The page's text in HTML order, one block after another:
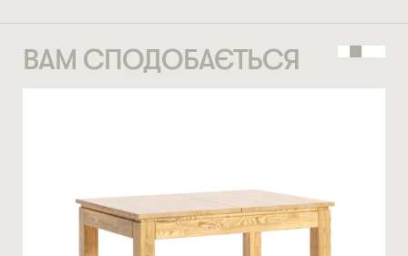
ВАМ СПОДОБАЄТЬСЯ
ВВЕДІТЬ ВАШЕ ПРІЗВИЩЕ ТА ІМ’Я *
КІЛЬКІСТЬ ТА ОСОБЛИВІ ПОБАЖАННЯ